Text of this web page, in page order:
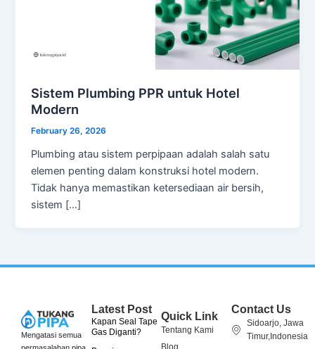
Sistem Plumbing PPR untuk Hotel
Modern
February 26, 2026
Plumbing atau sistem perpipaan adalah salah satu
elemen penting dalam konstruksi hotel modern.
Tidak hanya memastikan ketersediaan air bersih,
sistem […]
Mengatasi semua
Latest Post
Kapan Seal Tape
Gas Diganti?
Quick Link
Tentang Kami
Blog
Contact Us
Sidoarjo, Jawa
Timur,Indonesia